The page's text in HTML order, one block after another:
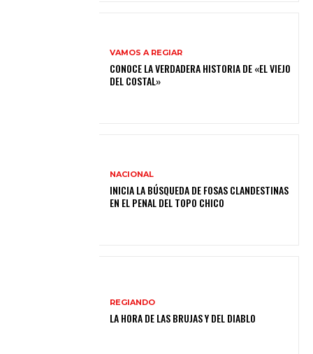
VAMOS A REGIAR
CONOCE LA VERDADERA HISTORIA DE «EL VIEJO
DEL COSTAL»
NACIONAL
INICIA LA BÚSQUEDA DE FOSAS CLANDESTINAS
EN EL PENAL DEL TOPO CHICO
REGIANDO
LA HORA DE LAS BRUJAS Y DEL DIABLO